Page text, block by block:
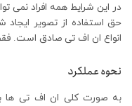
در این شرایط همه افراد نمی
حق استفاده از تصویر
انواع ان اف تی صادق است.
نحوه عملکرد
به صورت کلی ان اف تی ها